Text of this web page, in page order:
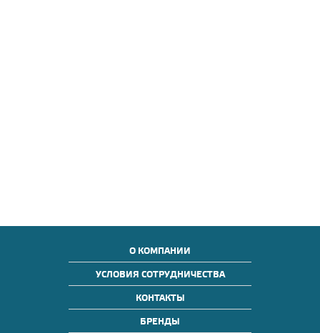
О КОМПАНИИ
УСЛОВИЯ СОТРУДНИЧЕСТВА
КОНТАКТЫ
БРЕНДЫ